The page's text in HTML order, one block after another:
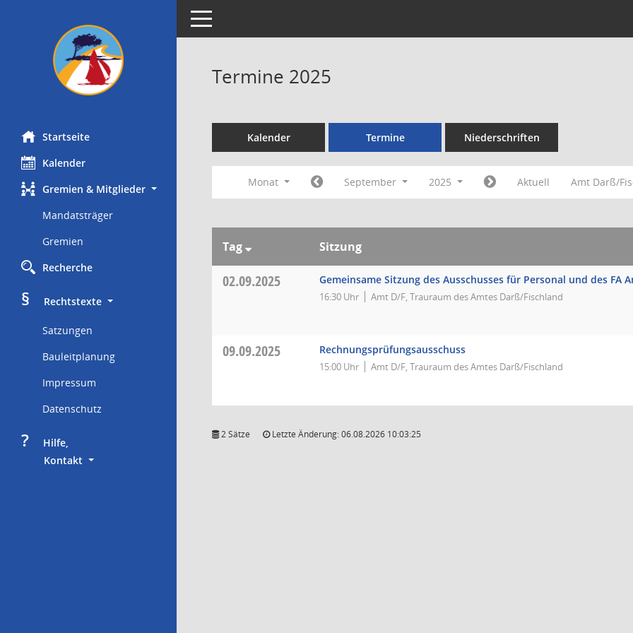
Startseite
Kalender
Gremien & Mitglieder
Mandatsträger
Gremien
Recherche
§
     Rechtstexte
Satzungen
Bauleitplanung
Impressum
Datenschutz
?
     Hilfe,
Kontakt
Toggle navigation
Termine 2025
Kalender Termine Niederschriften
Monat September 2025 Aktuell Amt Darß/
Tag Sitzung
02.09.2025 Gemeinsame Sitzung des Ausschusses für Personal und des FA
16:30 Uhr Amt D/F, Trauraum des Amtes Darß/Fischland
09.09.2025 Rechnungsprüfungsausschuss
15:00 Uhr Amt D/F, Trauraum des Amtes Darß/Fischland
2 Sätze Letzte Änderung: 06.08.2026 10:03:25